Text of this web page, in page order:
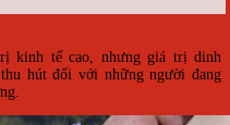
kinh tế cao, nhưng giá trị dinh
hút đối với những người đang